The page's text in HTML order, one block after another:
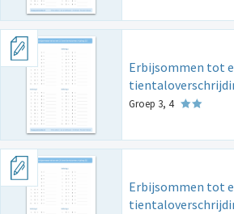
Erbijsommen tot
Groep 3, 4
Erbijsommen tot